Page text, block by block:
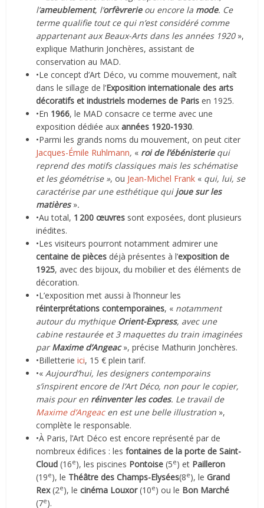
l’ameublement, l’orfèvrerieou encore la mode. Ce
terme qualifie tout ce qui n’est considéré comme
appartenant aux Beaux-Arts dans les années 1920 »,
explique Mathurin Jonchères, assistant de
conservation au MAD.
•Le concept d’Art Déco, vu comme mouvement, naît
dans le sillage de l’Exposition internationale des arts
décoratifs et industriels modernes de Paris en 1925.
•En 1966, le MAD consacre ce terme avec une
exposition dédiée auxannées 1920-1930.
•Parmi les grands noms du mouvement, on peut citer
Jacques-Émile Ruhlmann, « roi de l’ébénisteriequi
reprend des motifs classiques mais les schématise
et les géométrise », ou Jean-Michel Frank « qui, lui, se
caractérise par une esthétique quijoue sur les
matières ».
•Au total, 1 200 œuvres sont exposées, dont plusieurs
inédites.
•Les visiteurs pourront notamment admirer une
centaine de pièces déjà présentes à l’exposition de
1925, avec des bijoux, du mobilier et des éléments de
décoration.
•L’exposition met aussi à l’honneur les
réinterprétations contemporaines, « notamment
autour du mythique Orient-Express, avec une
cabine restaurée et 3 maquettes du train imaginées
parMaxime d’Angeac », précise Mathurin Jonchères.
•Billetterieici, 15 € plein tarif.
•« Aujourd’hui, les designers contemporains
s’inspirent encore de l’Art Déco, non pour le copier,
mais pour en réinventer les codes. Le travail de
Maxime d’Angeacen est une belle illustration »,
complète le responsable.
•À Paris, l’Art Déco est encore représenté par de
nombreux édifices : lesfontaines de la porte de Saint-
Cloud (16e), les piscines Pontoise (5e) et Pailleron
(19e), le Théâtre des Champs-Elysées(8e), leGrand
Rex(2e), lecinéma Louxor(10e) ou le Bon Marché
(7e).